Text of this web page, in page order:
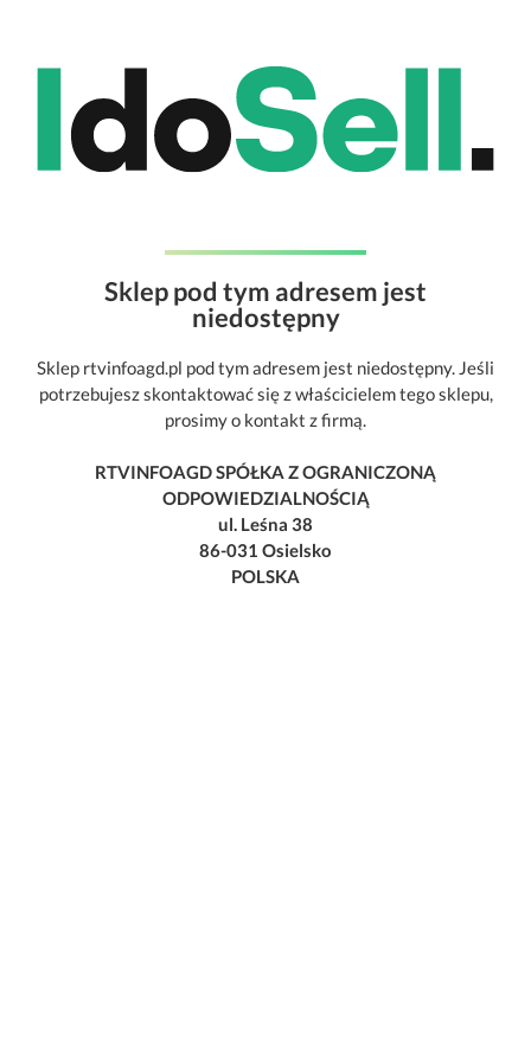
Sklep pod tym adresem jest
niedostępny
Sklep rtvinfoagd.pl pod tym adresem jest niedostępny. Jeśli
potrzebujesz skontaktować się z właścicielem tego sklepu,
prosimy o kontakt z firmą.
RTVINFOAGD SPÓŁKA Z OGRANICZONĄ
ODPOWIEDZIALNOŚCIĄ
ul. Leśna 38
86-031 Osielsko
POLSKA